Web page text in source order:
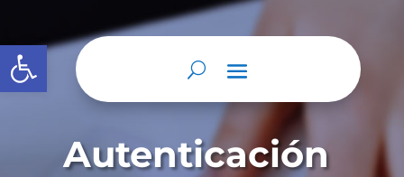
Abrir barra de herramientas
Autenticación